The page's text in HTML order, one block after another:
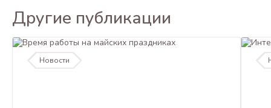
Другие публикации
Новости